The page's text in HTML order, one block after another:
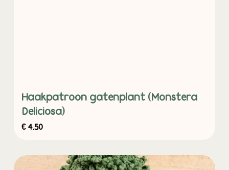
Haakpatroon gatenplant (Monstera
Deliciosa)
€4,50